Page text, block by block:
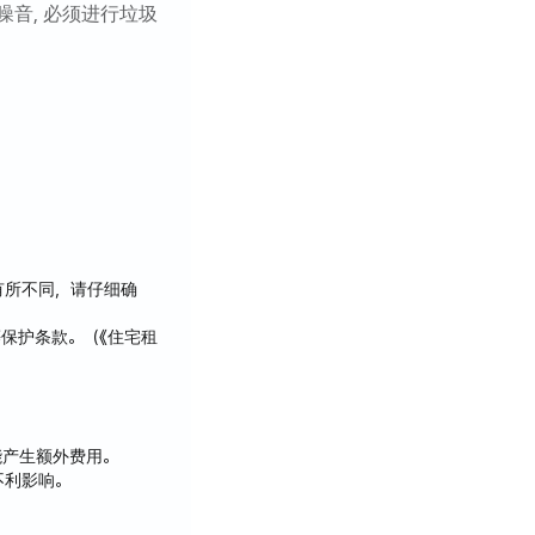
音, 必须进行垃圾
不同，请仔细确
护条款。（《住宅租
生额外费用。
影响。